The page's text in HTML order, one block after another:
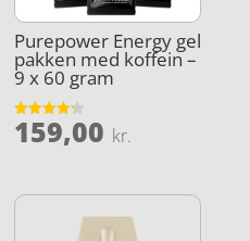
Purepower Energy gel
pakken med koffein –
9 x 60 gram
Vurderet
4.2
159,00 kr.